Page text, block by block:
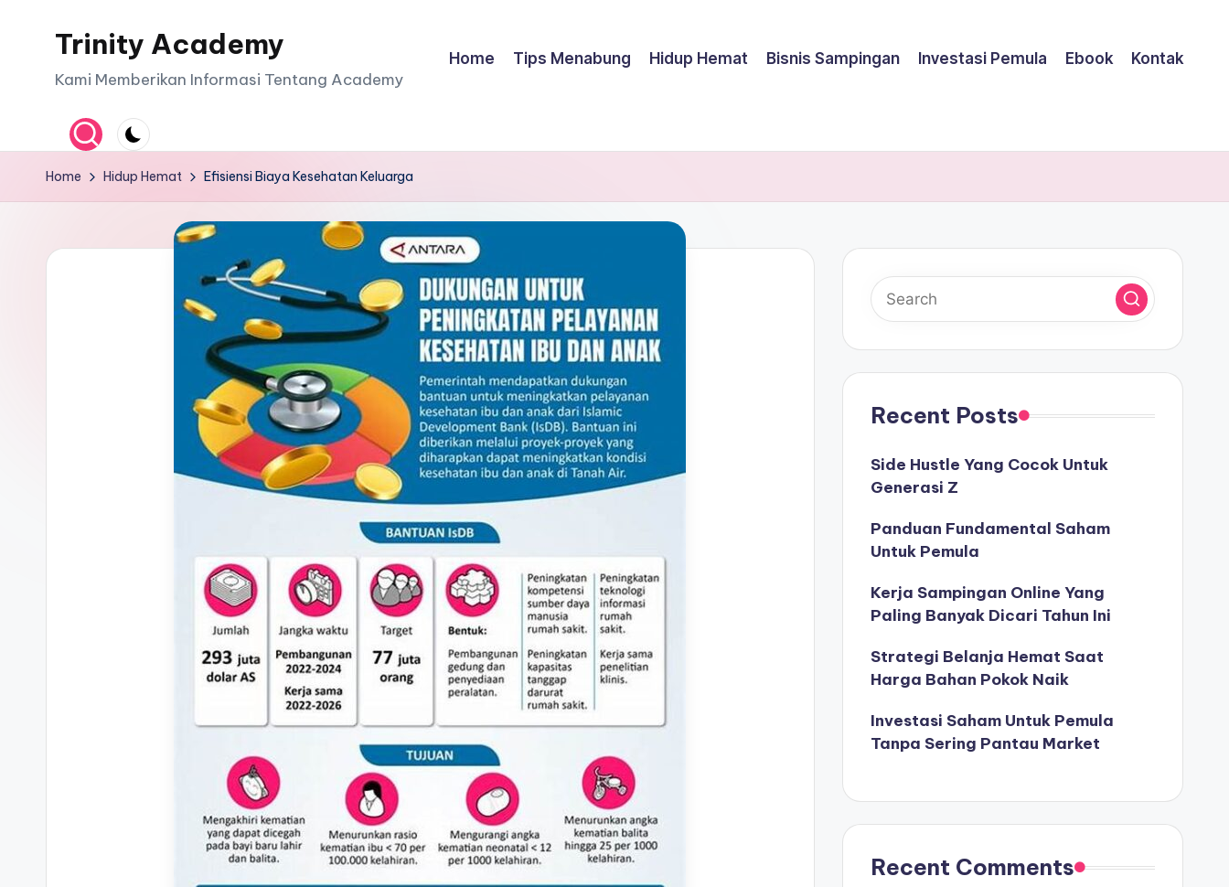
Trinity Academy
Kami Memberikan Informasi Tentang Academy
Home Tips Menabung Hidup Hemat Bisnis Sampingan Investasi Pemula Ebook Kontak
Home Hidup Hemat Efisiensi Biaya Kesehatan Keluarga
Recent Posts
Side Hustle Yang Cocok Untuk
Generasi Z
Panduan Fundamental Saham
Untuk Pemula
Kerja Sampingan Online Yang
Paling Banyak Dicari Tahun Ini
Strategi Belanja Hemat Saat
Harga Bahan Pokok Naik
Investasi Saham Untuk Pemula
Tanpa Sering Pantau Market
Recent Comments